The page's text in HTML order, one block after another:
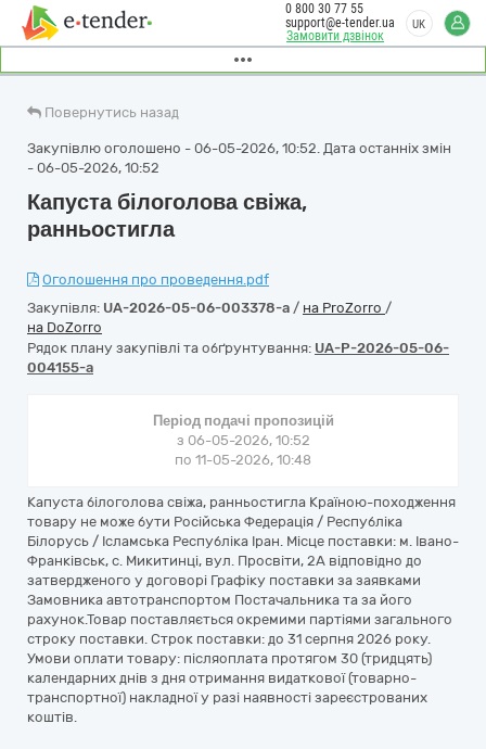
Замовити дзвінок
0 800 30 77 55
support@e-tender.ua
UK
Повернутись назад
Закупівлю оголошено - 06-05-2026, 10:52. Дата останніх змін
- 06-05-2026, 10:52
Капуста білоголова свіжа,
ранньостигла
Оголошення про проведення.pdf
Закупівля: UA-2026-05-06-003378-a / на ProZorro /
на DoZorro
Рядок плану закупівлі та обґрунтування: UA-P-2026-05-06-
004155-a
Період подачі пропозицій
з 06-05-2026, 10:52
по 11-05-2026, 10:48
Капуста білоголова свіжа, ранньостигла Країною-походження
товару не може бути Російська Федерація / Республіка
Білорусь / Ісламська Республіка Іран. Місце поставки: м. Івано-
Франківськ, с. Микитинці, вул. Просвіти, 2А відповідно до
затвердженого у договорі Графіку поставки за заявками
Замовника автотранспортом Постачальника та за його
рахунок.Товар поставляється окремими партіями загального
строку поставки. Строк поставки: до 31 серпня 2026 року.
Умови оплати товару: післяоплата протягом 30 (тридцять)
календарних днів з дня отримання видаткової (товарно-
транспортної) накладної у разі наявності зареєстрованих
коштів.